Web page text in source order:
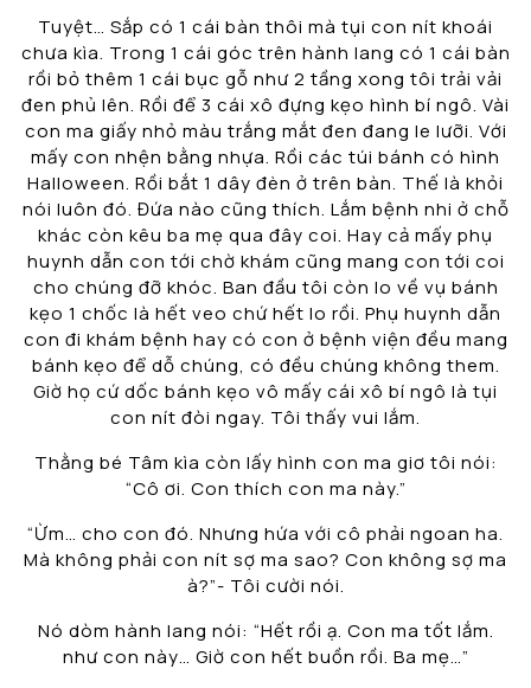
Tuyệt… Sắp có 1 cái bàn thôi mà tụi con nít khoái
chưa kìa. Trong 1 cái góc trên hành lang có 1 cái bàn
rồi bỏ thêm 1 cái bục gỗ như 2 tầng xong tôi trải vải
đen phủ lên. Rồi để 3 cái xô đựng kẹo hình bí ngô. Vài
con ma giấy nhỏ màu trắng mắt đen đang le lưỡi. Với
mấy con nhện bằng nhựa. Rồi các túi bánh có hình
Halloween. Rồi bắt 1 dây đèn ở trên bàn. Thế là khỏi
nói luôn đó. Đứa nào cũng thích. Lắm bệnh nhi ở chỗ
khác còn kêu ba mẹ qua đây coi. Hay cả mấy phụ
huynh dẫn con tới chờ khám cũng mang con tới coi
cho chúng đỡ khóc. Ban đầu tôi còn lo về vụ bánh
kẹo 1 chốc là hết veo chứ hết lo rồi. Phụ huynh dẫn
con đi khám bệnh hay có con ở bệnh viện đều mang
bánh kẹo để dỗ chúng, có đều chúng không them.
Giờ họ cứ dốc bánh kẹo vô mấy cái xô bí ngô là tụi
con nít đòi ngay. Tôi thấy vui lắm.
Thằng bé Tâm kìa còn lấy hình con ma giơ tôi nói:
“Cô ơi. Con thích con ma này.”
“Ừm… cho con đó. Nhưng hứa với cô phải ngoan ha.
Mà không phải con nít sợ ma sao? Con không sợ ma
à?”- Tôi cười nói.
Nó dòm hành lang nói: “Hết rồi ạ. Con ma tốt lắm.
như con này… Giờ con hết buồn rồi. Ba mẹ…”